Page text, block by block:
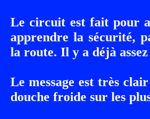
Le circuit est fait pour
apprendre la sécurité,
la route. Il y a déjà assez
Le message est très
douche froide sur les